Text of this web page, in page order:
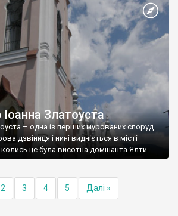
Златоуста
– одна із перших мурованих споруд
дзвіниця і нині видніється в місті
це була висотна домінанта Ялти.
2 3 4 5 Далі »